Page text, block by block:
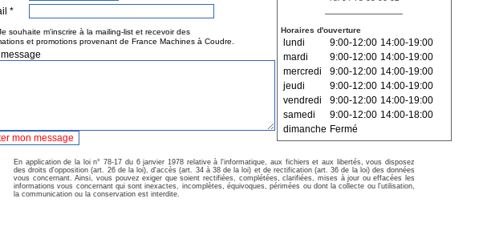
*
souhaite m'inscrire à la mailing-list et recevoir des
et promotions provenant de France Machines à Coudre.
Horaires d'ouverture
lundi 9:00-12:00 14:00-19:00
mardi
9:00-12:00 14:00-19:00
mercredi
9:00-12:00 14:00-19:00
jeudi
9:00-12:00 14:00-19:00
vendredi
9:00-12:00 14:00-19:00
samedi
9:00-12:00 14:00-18:00
dimanche Fermé
En application de la loi n° 78-17 du 6 janvier 1978 relative à l'informatique, aux fichiers et aux libertés, vous disposez
des droits d'opposition (art. 26 de la loi), d'accès (art. 34 à 38 de la loi) et de rectification (art. 36 de la loi) des données
vous concernant. Ainsi, vous pouvez exiger que soient rectifiées, complétées, clarifiées, mises à jour ou effacées les
informations vous concernant qui sont inexactes, incomplètes, équivoques, périmées ou dont la collecte ou l'utilisation,
la communication ou la conservation est interdite.